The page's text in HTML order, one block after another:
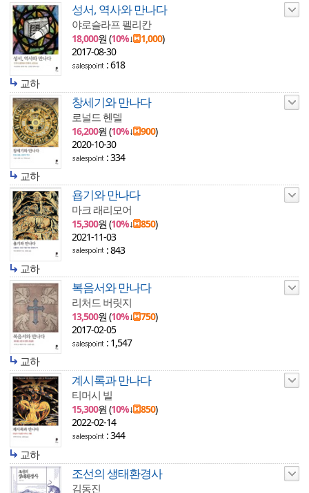
성서, 역사와 만나다
야로슬라프 펠리칸
18,000원 (10%↓ 1,000)
2017-08-30
: 618
교하
창세기와 만나다
로널드 헨델
16,200원 (10%↓ 900)
2020-10-30
: 334
교하
욥기와 만나다
마크 래리모어
15,300원 (10%↓ 850)
2021-11-03
: 843
교하
복음서와 만나다
리처드 버릿지
13,500원 (10%↓ 750)
2017-02-05
: 1,547
교하
계시록과 만나다
티머시 빌
15,300원 (10%↓ 850)
2022-02-14
: 344
교하
조선의 생태환경사
김동진